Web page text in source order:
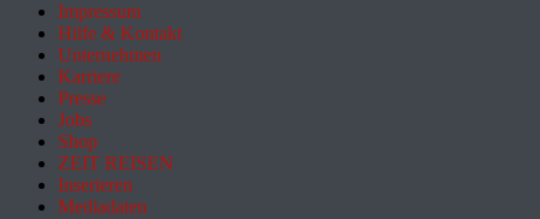
Impressum
Hilfe & Kontakt
Unternehmen
Karriere
Presse
Jobs
Shop
ZEIT REISEN
Inserieren
Mediadaten